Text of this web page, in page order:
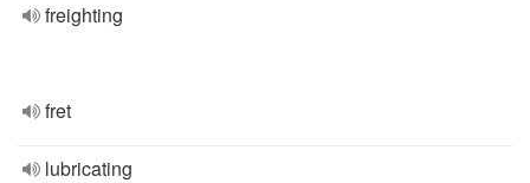
freighting
fret
lubricating